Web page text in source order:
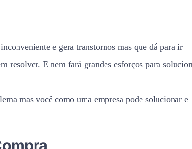
e gera transtornos mas que dá para ir
resolver. E nem fará grandes esforços para
mas você como uma empresa pode solucionar e